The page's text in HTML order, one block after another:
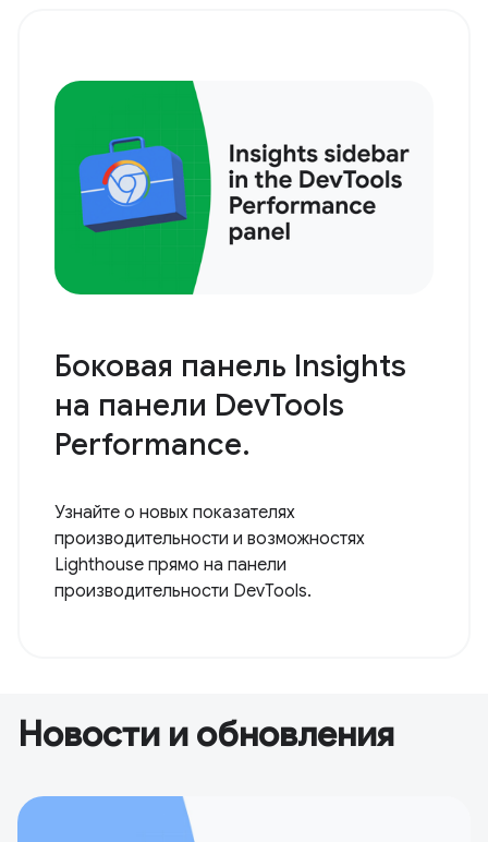
Боковая панель Insights
на панели DevTools
Performance.
Узнайте о новых показателях
производительности и возможностях
Lighthouse прямо на панели
производительности DevTools.
Новости и обновления